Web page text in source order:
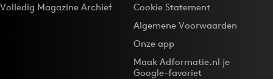
Volledig Magazine Archief
Cookie Statement
Algemene Voorwaarden
Onze app
Maak Adformatie.nl je
Google-favoriet